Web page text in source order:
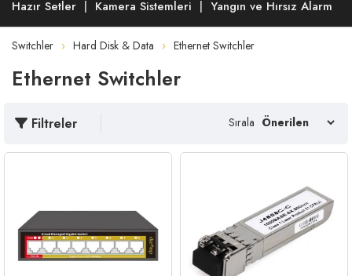
Hazır Setler Kamera Sistemleri Yangın ve Hırsız Alarm
Switchler Hard Disk & Data Ethernet Switchler
Ethernet Switchler
Filtreler Sırala